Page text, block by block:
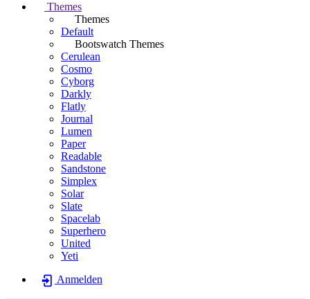
Themes
Themes
Default
Bootswatch Themes
Cerulean
Cosmo
Cyborg
Darkly
Flatly
Journal
Lumen
Paper
Readable
Sandstone
Simplex
Solar
Slate
Spacelab
Superhero
United
Yeti
Anmelden